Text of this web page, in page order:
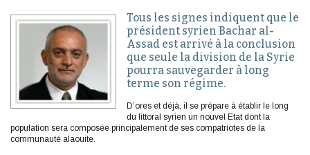
Tous les signes indiquent que le
président syrien Bachar al-
Assad est arrivé à la conclusion
que seule la division de la Syrie
pourra sauvegarder à long
terme son régime.
D’ores et déjà, il se prépare à établir le long
du littoral syrien un nouvel Etat dont la
population sera composée principalement de ses compatriotes de la
communauté alaouite.